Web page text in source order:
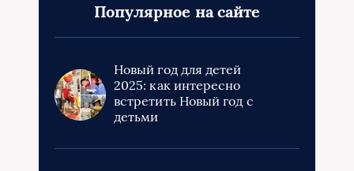
Популярное на сайте
Новый год для детей
2025: как интересно
встретить Новый год с
детьми